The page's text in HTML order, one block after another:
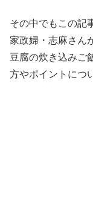
その中でもこの記
家政婦・志麻さん
豆腐の炊き込みご
方やポイントにつ